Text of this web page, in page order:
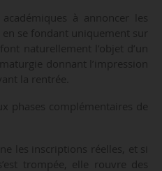
à annoncer les
se fondant uniquement sur
naturellement l’objet d’un
donnant l’impression
la rentrée.
phases complémentaires de
les inscriptions réelles, et si
trompée, elle rouvre des